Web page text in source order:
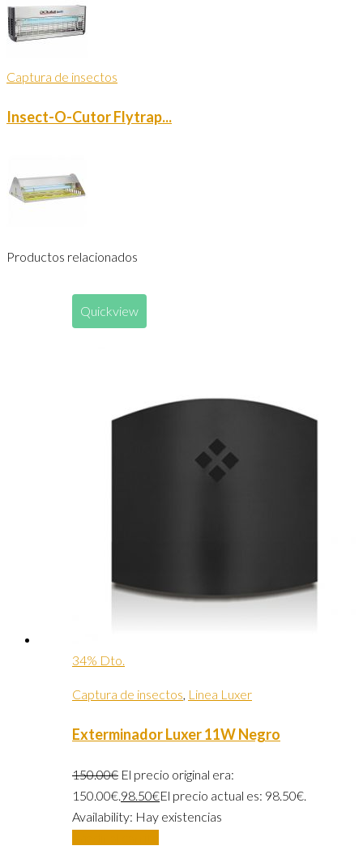
Captura de insectos
Insect-O-Cutor Flytrap...
Productos relacionados
Quickview
34% Dto.
Captura de insectos, Linea Luxer
Exterminador Luxer 11W Negro
150.00€ El precio original era:
150.00€.98.50€El precio actual es: 98.50€.
Availability: Hay existencias